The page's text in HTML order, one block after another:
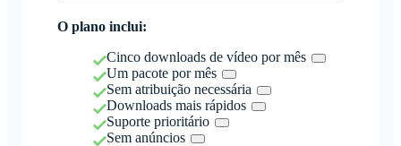
O plano inclui:
Cinco downloads de vídeo por mês
Um pacote por mês
Sem atribuição necessária
Downloads mais rápidos
Suporte prioritário
Sem anúncios